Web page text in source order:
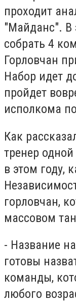
проходит
"Майданс". В
собрать 4
Горловчан
Набор идет
пройдет
исполкома
Как
тренер
в этом году,
горловчан,
массовом
- Название
готовы
команды,
любого